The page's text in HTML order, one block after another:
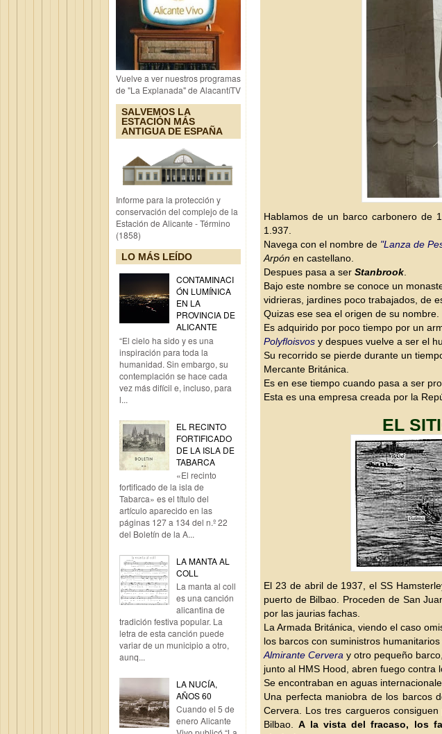
Vuelve a ver nuestros programas
de "La Explanada" de AlacantíTV
SALVEMOS LA
ESTACIÓN MÁS
ANTIGUA DE ESPAÑA
Informe para la protección y
conservación del complejo de la
Estación de Alicante - Término
(1858)
LO MÁS LEÍDO
CONTAMINACI
ÓN LUMÍNICA
EN LA
PROVINCIA DE
ALICANTE
“El cielo ha sido y es una
inspiración para toda la
humanidad. Sin embargo, su
contemplación se hace cada
vez más difícil e, incluso, para
l...
EL RECINTO
FORTIFICADO
DE LA ISLA DE
TABARCA
«El recinto
fortificado de la isla de
Tabarca» es el título del
artículo aparecido en las
páginas 127 a 134 del n.º 22
del Boletín de la A...
LA MANTA AL
COLL
La manta al coll
es una canción
alicantina de
tradición festiva popular. La
letra de esta canción puede
variar de un municipio a otro,
aunq...
LA NUCÍA,
AÑOS 60
Cuando el 5 de
enero Alicante
Hablamos de un barco carbonero de
1.937.
Navega con el nombre de "Lanza de
Arpón en castellano.
Despues pasa a ser Stanbrook
Bajo este nombre se conoce un
vidrieras, jardines poco trabajados, de
Quizas ese sea el origen de su nombre.
Es adquirido por poco tiempo por un
Polyfloisvos y despues vuelve a ser el
Su recorrido se pierde durante un
Mercante Británica.
Es en ese tiempo cuando pasa a ser
Esta es una empresa creada por la
EL
El 23 de abril de 1937, el SS
puerto de Bilbao. Proceden de San
por las jaurias fachas.
La Armada Británica, viendo el caso
los barcos con suministros
Almirante Cervera y otro pequeño
junto al HMS Hood, abren fuego contra
Se encontraban en aguas
Una perfecta maniobra de los barcos
Cervera. Los tres cargueros
Bilbao.A la vista del fracaso, los